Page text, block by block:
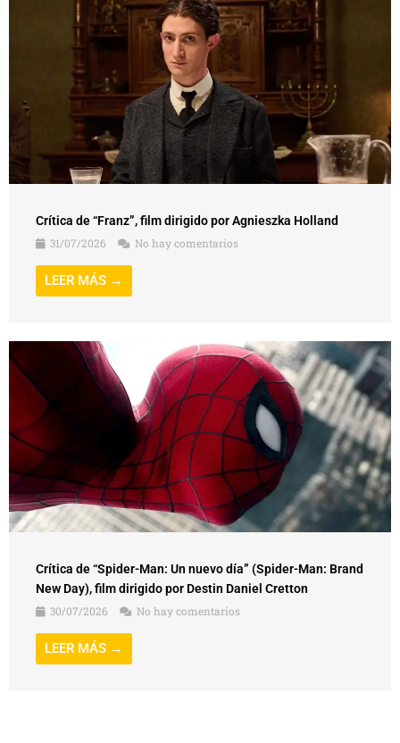
Crítica de “Franz”, film dirigido por Agnieszka Holland
31/07/2026
No hay comentarios
LEER MÁS →
Crítica de “Spider-Man: Un nuevo día” (Spider-Man: Brand
New Day), film dirigido por Destin Daniel Cretton
30/07/2026
No hay comentarios
LEER MÁS →